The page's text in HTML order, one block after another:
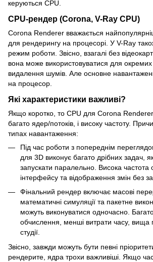
керуються CPU.
CPU-рендер (Corona, V-Ray CPU)
Corona Renderer вважається
для рендерингу на процесорі. У V-Ray
режим роботи. Звісно, взагалі без
вона може використовуватися для
видалення шумів. Але основне
на процесор.
Які характеристики важливі?
Якщо коротко, то CPU для Corona
багато ядер/потоків, і високу частоту.
типах навантаження:
Під час роботи з попереднім
для 3D виконує багато дрібних задач,
запускати паралельно. Висока частота
інтерфейсу та відображення змін без
Фінальний рендер включає масові
математичні симуляції та пакетне
можуть виконуватися одночасно.
обчислення, менші витрати часу, вища
студії.
Звісно, завжди можуть бути певні
рендерите, ядра трохи важливіші. Якщо